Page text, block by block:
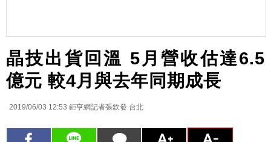
晶技出貨回溫 5月營收估達6.5
億元 較4月與去年同期成長
2019/06/03 12:53 鉅亨網記者張欽發 台北